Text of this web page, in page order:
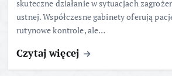
skuteczne działanie w sytuacjach
ustnej. Współczesne gabinety oferują
rutynowe kontrole, ale…
Czytaj więcej